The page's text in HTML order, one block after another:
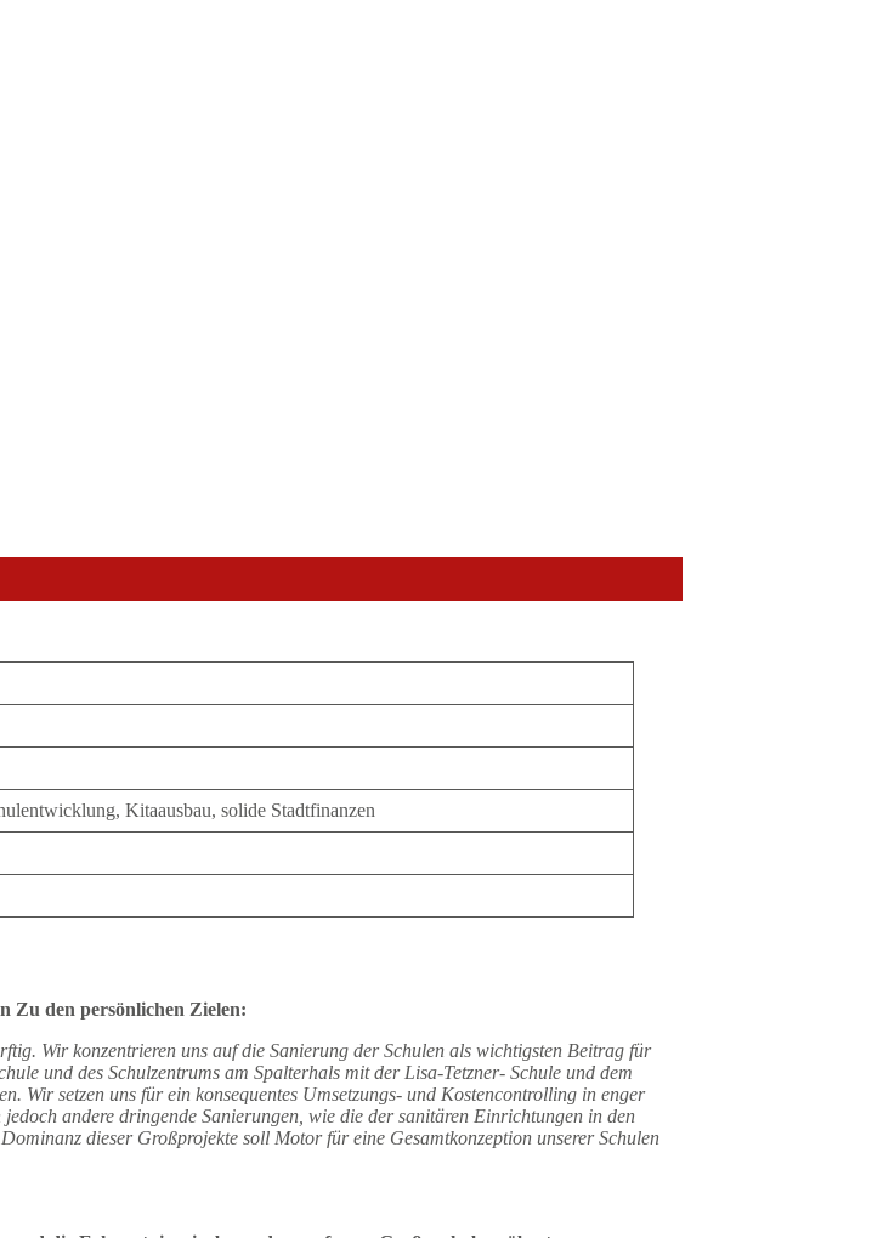
Kitaausbau, solide Stadtfinanzen
Zu den persönlichen Zielen:
Wir konzentrieren uns auf die Sanierung der Schulen als wichtigsten Beitrag für
und des Schulzentrums am Spalterhals mit der Lisa-Tetzner- Schule und dem
Wir setzen uns für ein konsequentes Umsetzungs- und Kostencontrolling in enger
andere dringende Sanierungen, wie die der sanitären Einrichtungen in den
dieser Großprojekte soll Motor für eine Gesamtkonzeption unserer Schulen